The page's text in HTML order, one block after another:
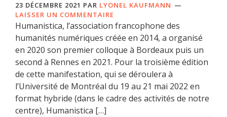
23 DÉCEMBRE 2021 PAR LYONEL KAUFMANN
LAISSER UN COMMENTAIRE
Humanistica, l’association francophone des
humanités numériques créée en 2014, a organisé
en 2020 son premier colloque à Bordeaux puis un
second à Rennes en 2021. Pour la troisième édition
de cette manifestation, qui se déroulera à
l’Université de Montréal du 19 au 21 mai 2022 en
format hybride (dans le cadre des activités de notre
centre), Humanistica […]